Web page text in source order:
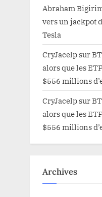
Abraham
vers un jackpot
Tesla
CryJacelp sur
alors que les
$556 millions
CryJacelp sur
alors que les
$556 millions
Archives